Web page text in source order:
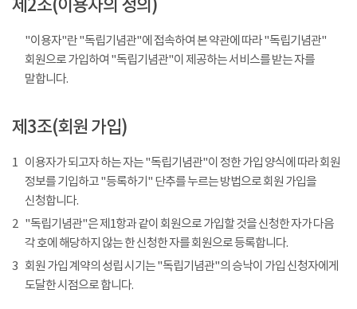
제2조(이용자의 정의)
"이용자"란 "독립기념관"에 접속하여 본 약관에 따라 "독립기념관"
회원으로 가입하여 "독립기념관"이 제공하는 서비스를 받는 자를
말합니다.
제3조(회원 가입)
1 이용자가 되고자 하는 자는 "독립기념관"이 정한 가입 양식에 따라 회원
정보를 기입하고 "등록하기" 단추를 누르는 방법으로 회원 가입을
신청합니다.
2 "독립기념관"은 제1항과 같이 회원으로 가입할 것을 신청한 자가 다음
각 호에 해당하지 않는 한 신청한 자를 회원으로 등록합니다.
3 회원 가입 계약의 성립 시기는 "독립기념관"의 승낙이 가입 신청자에게
도달한 시점으로 합니다.